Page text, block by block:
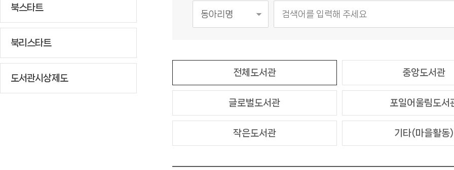
북스타트
북리스타트
도서관시상제도
전체도서관 중앙도서관
글로벌도서관 포일어울림도서
작은도서관 기타(마을활동)